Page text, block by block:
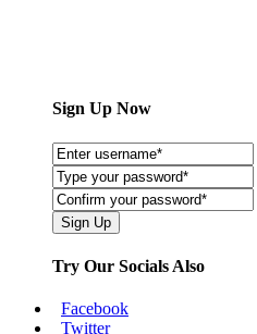
Sign Up Now
Try Our Socials Also
Facebook
Twitter